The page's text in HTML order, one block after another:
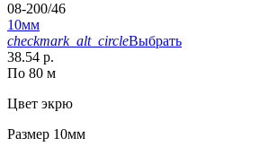
08-200/46
10мм
checkmark_alt_circleВыбрать
38.54 р.
По 80 м
Цвет экрю
Размер 10мм